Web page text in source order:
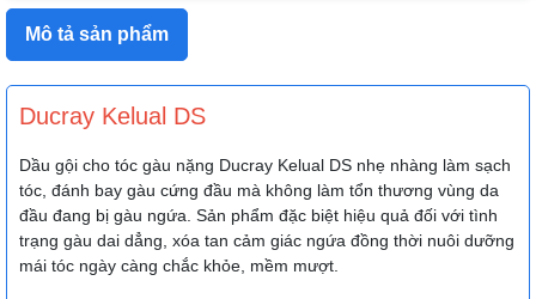
Mô tả sản phẩm
Ducray Kelual DS
Dầu gội cho tóc gàu nặng Ducray Kelual DS nhẹ nhàng làm sạch
tóc, đánh bay gàu cứng đầu mà không làm tổn thương vùng da
đầu đang bị gàu ngứa. Sản phẩm đặc biệt hiệu quả đối với tình
trạng gàu dai dẳng, xóa tan cảm giác ngứa đồng thời nuôi dưỡng
mái tóc ngày càng chắc khỏe, mềm mượt.